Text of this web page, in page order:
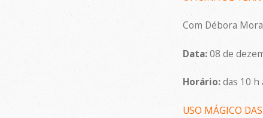
Com Débora
Data:08 de
Horário:das 10 h
USO MÁGICO